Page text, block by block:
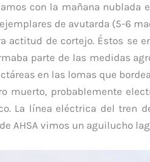
con la mañana nublada
de avutarda (5-6
actitud de cortejo. Éstos se
parte de las medidas
en las lomas que
muerto, probablemente
La línea eléctrica del tren
AHSA vimos un aguilucho